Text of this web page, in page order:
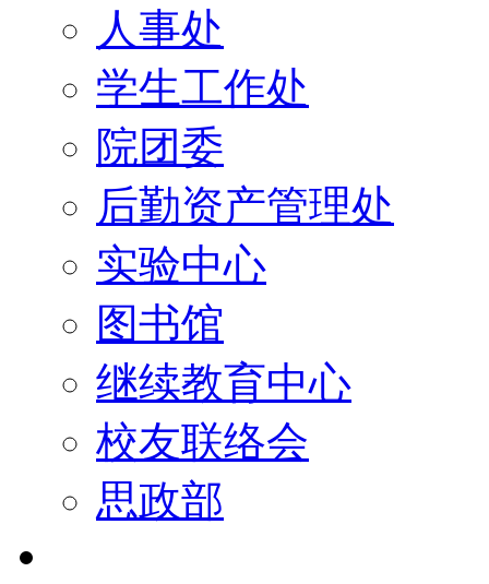
人事处
学生工作处
院团委
后勤资产管理处
实验中心
图书馆
继续教育中心
校友联络会
思政部